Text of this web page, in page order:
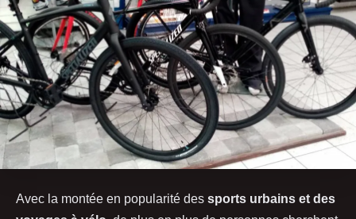
Avec la montée en popularité des sports urbains et des